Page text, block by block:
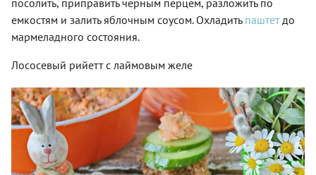
емкостям и залить яблочным соусом. Охладить паштетдо
мармеладного состояния.
Лососевый рийетт с лаймовым желе